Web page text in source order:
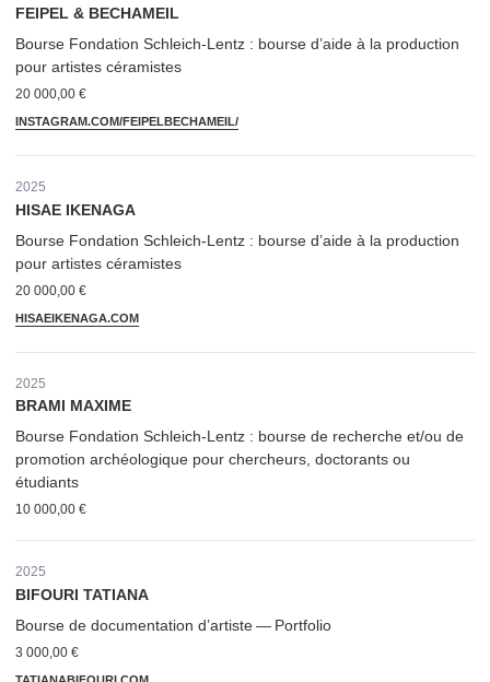
FEIPEL & BECHAMEIL
Bourse Fondation Schleich-Lentz : bourse d’aide à la production
pour artistes céramistes
20 000,00 €
INSTAGRAM​.COM/​F​E​I​P​E​L​B​E​C​H​A​MEIL/
HISAE IKENAGA
2025
Bourse Fondation Schleich-Lentz : bourse d’aide à la production
pour artistes céramistes
20 000,00 €
HISAEIKE​NA​GA​.COM
BRAMI MAXIME
2025
Bourse Fondation Schleich-Lentz : bourse de recherche et/​ou de
promotion archéologique pour chercheurs, doctorants ou
étudiants
10 000,00 €
BIFOURI TATIANA
2025
Bourse de doc­u­men­ta­tion d’artiste — Portfolio
3 000,00 €